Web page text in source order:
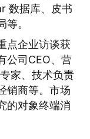
数据库、皮书
。
点企业访谈获
公司CEO、营
家、技术负责
销商等。市场
的对象终端消